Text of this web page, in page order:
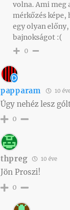
volna. Ami meg
mérkőzés képe,
egy olyan
bajnokságot :(
0
papparam 10
Úgy nehéz lesz
0
thpreg 10 éve
Jön Proszi!
0